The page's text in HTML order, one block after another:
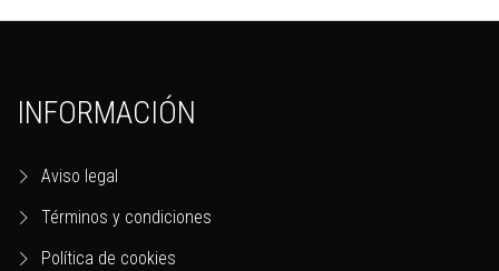
INFORMACIÓN
Aviso legal
Términos y condiciones
Política de cookies